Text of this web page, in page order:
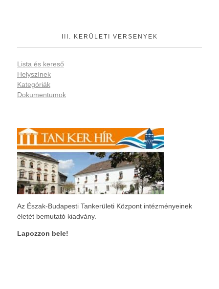
III. KERÜLETI VERSENYEK
Lista és kereső
Helyszínek
Kategóriák
Dokumentumok
Az Észak-Budapesti Tankerületi Központ intézményeinek
életét bemutató kiadvány.
Lapozzon bele!